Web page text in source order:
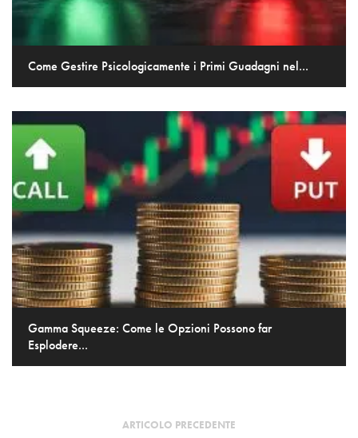
Come Gestire Psicologicamente i Primi Guadagni nel...
Gamma Squeeze: Come le Opzioni Possono far
Esplodere...
ARTICOLO PRECEDENTE